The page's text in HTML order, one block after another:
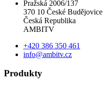
Pražská 2006/137
370 10 České Budějovice
Česká Republika
AMBITV
+420 386 350 461
info@ambitv.cz
Produkty